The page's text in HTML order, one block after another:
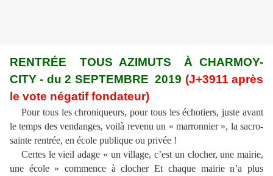
RENTRÉE TOUS AZIMUTS À CHARMOY-
CITY - du 2 SEPTEMBRE 2019 (J+3911 après
le vote négatif fondateur)
Pour tous les chroniqueurs, pour tous les échotiers, juste avant
le temps des vendanges, voilà revenu un « marronnier », la sacro-
sainte rentrée, en école publique ou privée !
Certes le vieil adage « un village, c’est un clocher, une mairie,
une école » commence à clocher Et chaque mairie n’a plus